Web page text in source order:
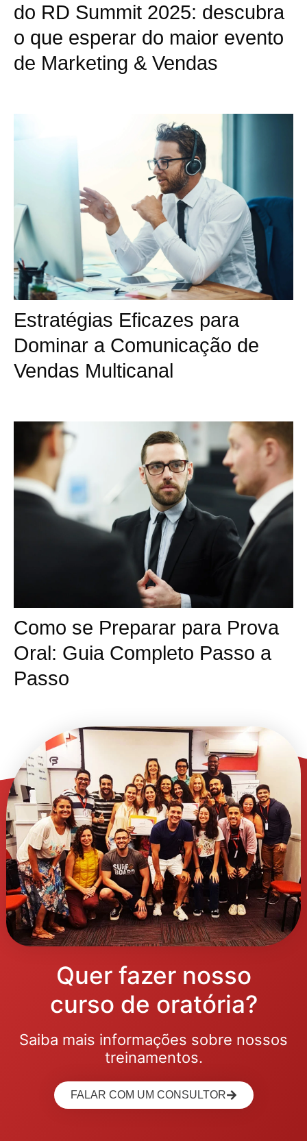
do RD Summit 2025: descubra
o que esperar do maior evento
de Marketing & Vendas
Estratégias Eficazes para
Dominar a Comunicação de
Vendas Multicanal
Como se Preparar para Prova
Oral: Guia Completo Passo a
Passo
Quer fazer nosso
curso de oratória?
Saiba mais informações sobre nossos
treinamentos.
FALAR COM UM CONSULTOR